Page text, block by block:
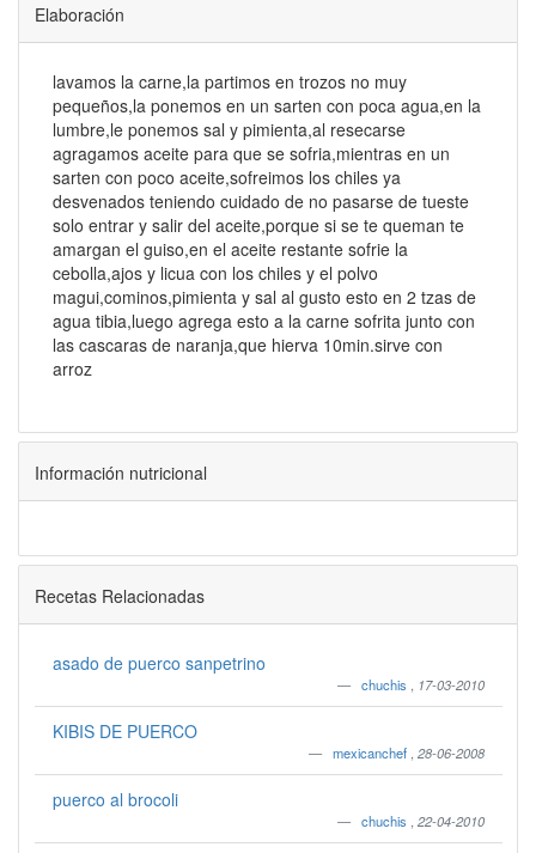
Elaboración
lavamos la carne,la partimos en trozos no muy
pequeños,la ponemos en un sarten con poca agua,en la
lumbre,le ponemos sal y pimienta,al resecarse
agragamos aceite para que se sofria,mientras en un
sarten con poco aceite,sofreimos los chiles ya
desvenados teniendo cuidado de no pasarse de tueste
solo entrar y salir del aceite,porque si se te queman te
amargan el guiso,en el aceite restante sofrie la
cebolla,ajos y licua con los chiles y el polvo
magui,cominos,pimienta y sal al gusto esto en 2 tzas de
agua tibia,luego agrega esto a la carne sofrita junto con
las cascaras de naranja,que hierva 10min.sirve con
arroz
Información nutricional
Recetas Relacionadas
asado de puerco sanpetrino
chuchis 17-03-2010
KIBIS DE PUERCO
mexicanchef 28-06-2008
puerco al brocoli
chuchis 22-04-2010